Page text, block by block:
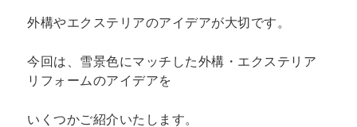
外構やエクステリアのアイデアが大切です。
今回は、雪景色にマッチした外構・エクステリア
リフォームのアイデアを
いくつかご紹介いたします。